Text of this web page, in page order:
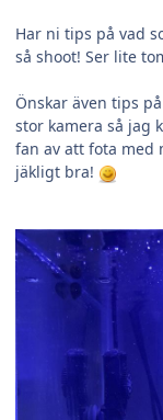
Har ni tips på vad
så shoot! Ser lite
Önskar även tips
stor kamera så jag
fan av att fota med
jäkligt bra!